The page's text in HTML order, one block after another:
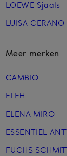
LOEWE Sjaals
LUISA
Meer merken
CAMBIO
ELEH
ELENA MIRO
ESSENTIEL
FUCHS